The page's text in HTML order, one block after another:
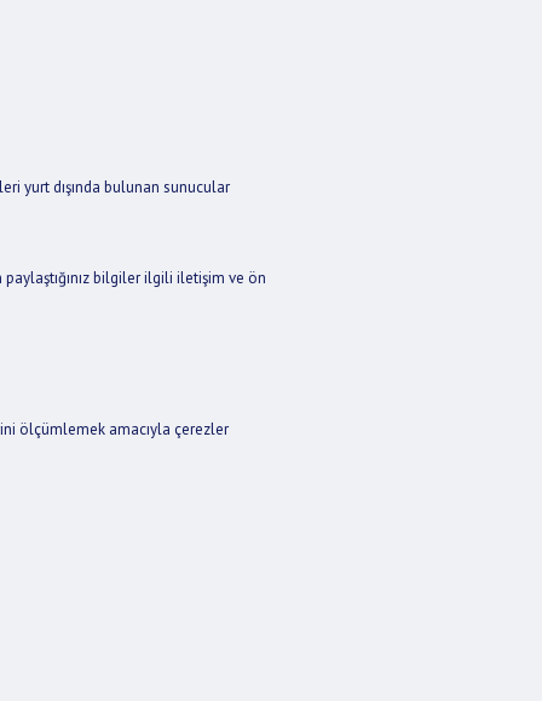
yurt dışında bulunan sunucular
bilgiler ilgili iletişim ve ön
ölçümlemek amacıyla çerezler